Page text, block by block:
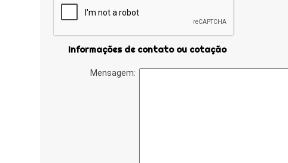
Informações de contato ou cotação
Mensagem: